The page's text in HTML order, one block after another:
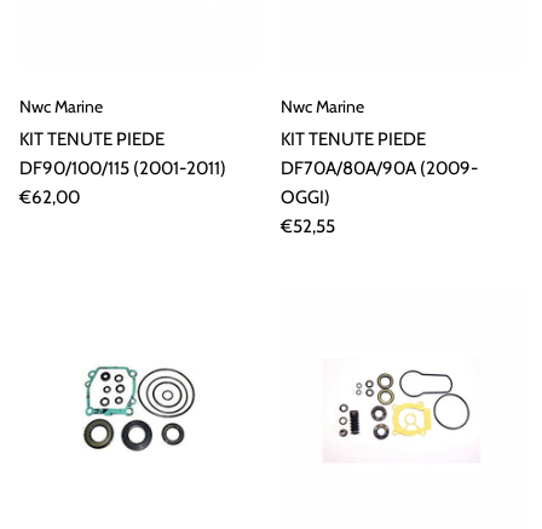
Nwc Marine
KIT TENUTE PIEDE
DF90/100/115 (2001-2011)
€62,00
Nwc Marine
KIT TENUTE PIEDE
DF70A/80A/90A (2009-
OGGI)
€52,55